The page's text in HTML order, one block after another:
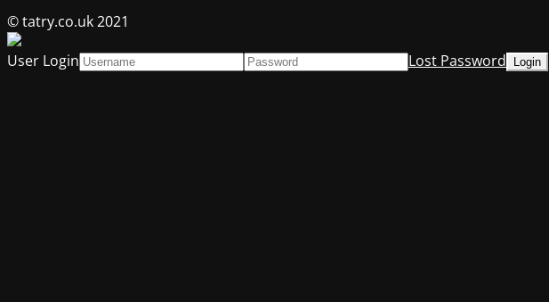
© tatry.co.uk 2021
User Login
Lost Password